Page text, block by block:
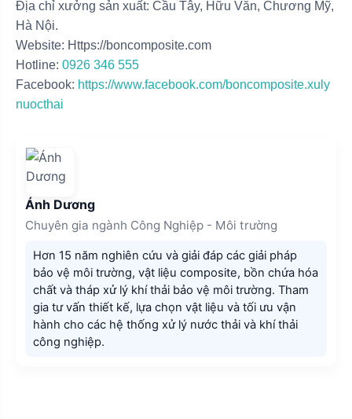
Địa chỉ xưởng sản xuất: Cầu Tây, Hữu Văn, Chương Mỹ,
Hà Nội.
Website: Https://boncomposite.com
Hotline: 0926 346 555
Facebook: https://www.facebook.com/boncomposite.xuly
nuocthai
Ánh Dương
Chuyên gia ngành Công Nghiệp - Môi trường
Hơn 15 năm nghiên cứu và giải đáp các giải pháp
bảo vệ môi trường, vật liệu composite, bồn chứa hóa
chất và tháp xử lý khí thải bảo vệ môi trường. Tham
gia tư vấn thiết kế, lựa chọn vật liệu và tối ưu vận
hành cho các hệ thống xử lý nước thải và khí thải
công nghiệp.